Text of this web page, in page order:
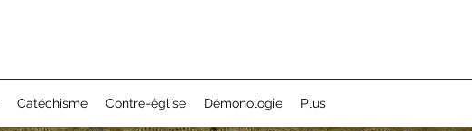
Catéchisme Contre-église Démonologie Plus